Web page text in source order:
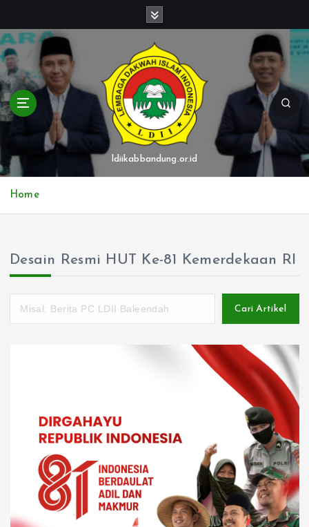
i
p
o
c
o
e
ldiikabbandung.or.id
Home
Desain Resmi HUT Ke-81 Kemerdekaan RI
Cari Artikel